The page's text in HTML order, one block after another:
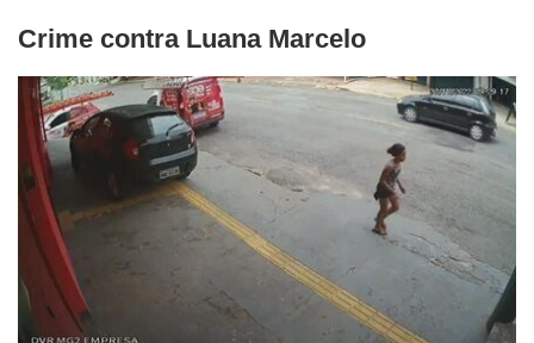
Crime contra Luana Marcelo